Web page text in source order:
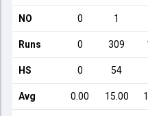
NO 0 1
Runs 0 309
HS 0 54
Avg 0.00 15.00